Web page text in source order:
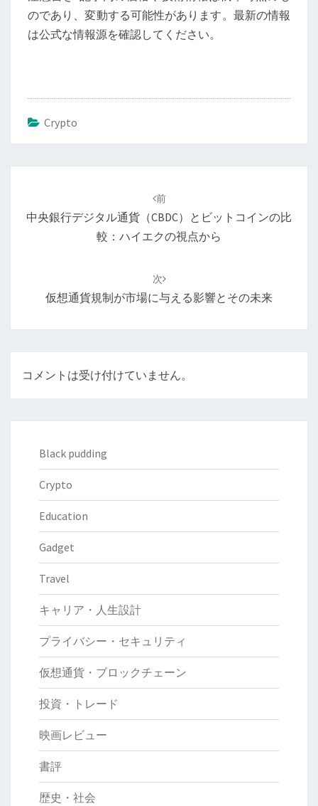
のであり、変動する可能性があります。最新の情報
は公式な情報源を確認してください。
Crypto
前
中央銀行デジタル通貨（CBDC）とビットコインの比
較：ハイエクの視点から
次
仮想通貨規制が市場に与える影響とその未来
コメントは受け付けていません。
Black pudding
Crypto
Education
Gadget
Travel
キャリア・人生設計
プライバシー・セキュリティ
仮想通貨・ブロックチェーン
投資・トレード
映画レビュー
書評
歴史・社会